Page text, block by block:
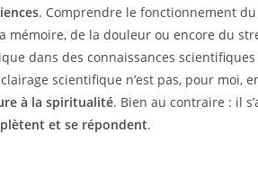
. Comprendre le fonctionnement du
mémoire, de la douleur ou encore du
dans des connaissances
scientifique n’est pas, pour moi,
à la spiritualité. Bien au contraire : il
et se répondent.